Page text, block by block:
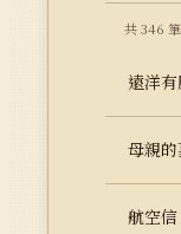
共 346
遠洋
母親
航空信